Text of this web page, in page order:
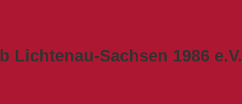
Lichtenau-Sachsen 1986 e.V.